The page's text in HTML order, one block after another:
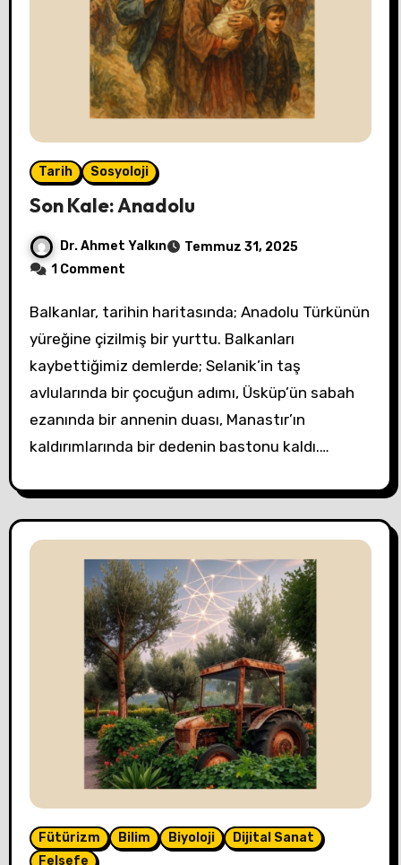
Tarih Sosyoloji
Son Kale: Anadolu
Dr. Ahmet Yalkın
Temmuz 31, 2025
1 Comment
Balkanlar, tarihin haritasında; Anadolu Türkünün
yüreğine çizilmiş bir yurttu. Balkanları
kaybettiğimiz demlerde; Selanik’in taş
avlularında bir çocuğun adımı, Üsküp’ün sabah
ezanında bir annenin duası, Manastır’ın
kaldırımlarında bir dedenin bastonu kaldı.…
Fütürizm Bilim Biyoloji
Dijital Sanat
Felsefe